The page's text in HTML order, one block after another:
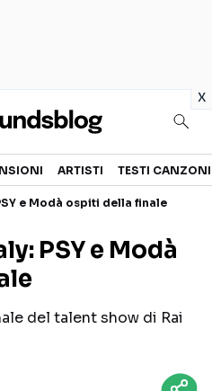
x
TESTI CANZONI
TOUR ED EVENTI
TALENT SHOW
ARTISTI TESTI CANZONI
e Modà ospiti della finale
PSY e Modà
del talent show di Rai